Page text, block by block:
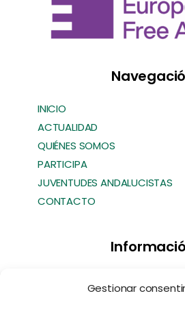
Gestionar
INICIO
ACTUALIDAD
QUIÉNES SOMOS
PARTICIPA
JUVENTUDES ANDALUCISTAS
CONTACTO